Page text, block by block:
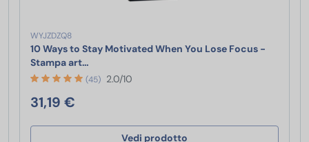
WYJZDZQ8
10 Ways to Stay Motivated When You Lose Focus -
Stampa art…
(45) 2.0/10
31,19 €
Vedi prodotto